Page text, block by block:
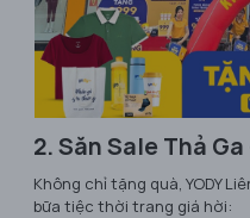
2. Săn Sale Thả
Không chỉ tặng quà, YODY
bữa tiệc thời trang giá hời: